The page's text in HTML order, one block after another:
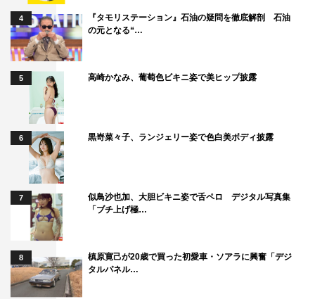
4
『タモリステーション』石油の疑問を徹底解剖 石油
の元となる“…
5 高崎かなみ、葡萄色ビキニ姿で美ヒップ披露
6 黒嵜菜々子、ランジェリー姿で色白美ボディ披露
7
似鳥沙也加、大胆ビキニ姿で舌ペロ デジタル写真集
「ブチ上げ極…
8
槙原寛己が20歳で買った初愛車・ソアラに興奮「デジ
タルパネル…